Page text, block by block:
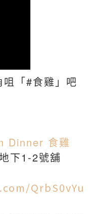
「#食雞」吧
Dinner 食雞
下1-2號舖
QrbS0vYu